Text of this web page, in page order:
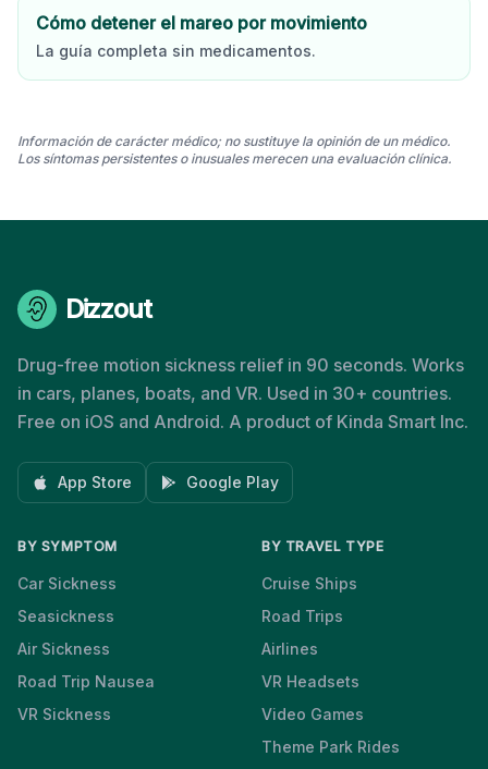
Cómo detener el mareo por movimiento
La guía completa sin medicamentos.
Información de carácter médico; no sustituye la opinión de un médico.
Los síntomas persistentes o inusuales merecen una evaluación clínica.
Dizzout
Drug-free motion sickness relief in 90 seconds. Works
in cars, planes, boats, and VR. Used in 30+ countries.
Free on iOS and Android. A product of Kinda Smart Inc.
App Store Google Play
BY SYMPTOM
Car Sickness
Seasickness
Air Sickness
Road Trip Nausea
VR Sickness
BY TRAVEL TYPE
Cruise Ships
Road Trips
Airlines
VR Headsets
Video Games
Theme Park Rides